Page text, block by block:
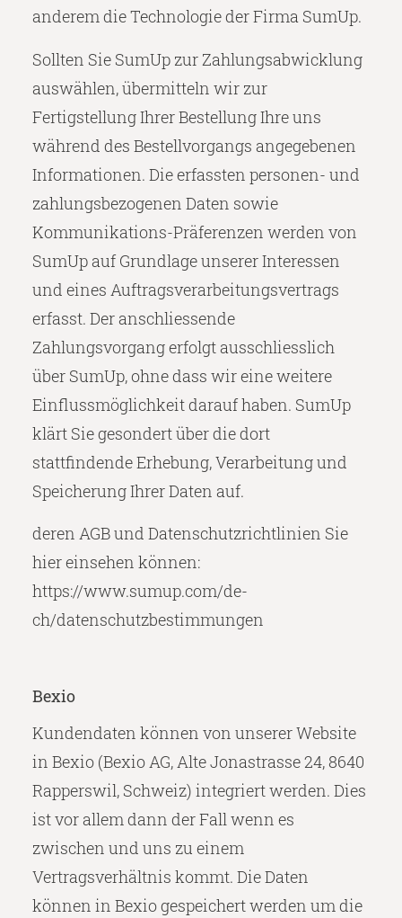
anderem die Technologie der Firma SumUp.
Sollten Sie SumUp zur Zahlungsabwicklung
auswählen, übermitteln wir zur
Fertigstellung Ihrer Bestellung Ihre uns
während des Bestellvorgangs angegebenen
Informationen. Die erfassten personen- und
zahlungsbezogenen Daten sowie
Kommunikations-Präferenzen werden von
SumUp auf Grundlage unserer Interessen
und eines Auftragsverarbeitungsvertrags
erfasst. Der anschliessende
Zahlungsvorgang erfolgt ausschliesslich
über SumUp, ohne dass wir eine weitere
Einflussmöglichkeit darauf haben. SumUp
klärt Sie gesondert über die dort
stattfindende Erhebung, Verarbeitung und
Speicherung Ihrer Daten auf.
deren AGB und Datenschutzrichtlinien Sie
hier einsehen können:
https://www.sumup.com/de-
ch/datenschutzbestimmungen
Bexio
Kundendaten können von unserer Website
in Bexio (Bexio AG, Alte Jonastrasse 24, 8640
Rapperswil, Schweiz) integriert werden. Dies
ist vor allem dann der Fall wenn es
zwischen und uns zu einem
Vertragsverhältnis kommt. Die Daten
können in Bexio gespeichert werden um die